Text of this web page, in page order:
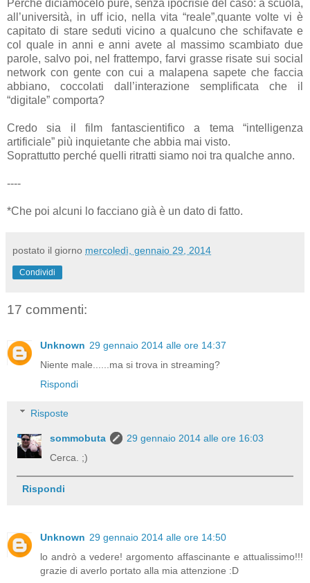
Perché diciamocelo pure, senza ipocrisie del caso: a scuola,
all’università, in uff icio, nella vita “reale”,quante volte vi è
capitato di stare seduti vicino a qualcuno che schifavate e
col quale in anni e anni avete al massimo scambiato due
parole, salvo poi, nel frattempo, farvi grasse risate sui social
network con gente con cui a malapena sapete che faccia
abbiano, coccolati dall’interazione semplificata che il
“digitale” comporta?
Credo sia il film fantascientifico a tema “intelligenza
artificiale” più inquietante che abbia mai visto.
Soprattutto perché quelli ritratti siamo noi tra qualche anno.
----
*Che poi alcuni lo facciano già è un dato di fatto.
postato il giorno mercoledì, gennaio 29, 2014
Condividi
17 commenti:
Unknown 29 gennaio 2014 alle ore 14:37
Niente male......ma si trova in streaming?
Rispondi
Risposte
sommobuta
29 gennaio 2014 alle ore 16:03
Cerca. ;)
Rispondi
Unknown 29 gennaio 2014 alle ore 14:50
lo andrò a vedere! argomento affascinante e attualissimo!!!
grazie di averlo portato alla mia attenzione :D